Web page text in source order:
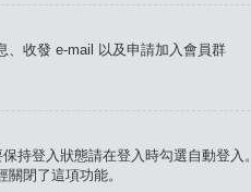
、收發 e-mail 以及申請加入會員群
持登入狀態請在登入時勾選自動登入。
閉了這項功能。